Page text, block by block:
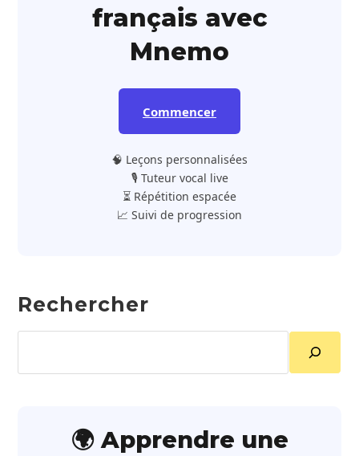
français avec
Mnemo
Commencer
🧠 Leçons personnalisées
🎙️ Tuteur vocal live
⏳ Répétition espacée
📈 Suivi de progression
Rechercher
🌍 Apprendre une